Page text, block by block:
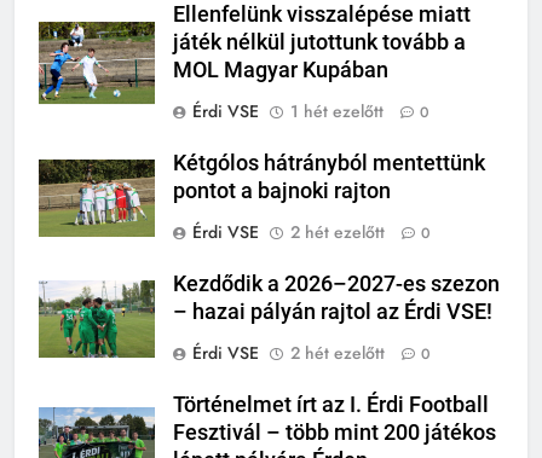
Ellenfelünk visszalépése miatt
játék nélkül jutottunk tovább a
MOL Magyar Kupában
Érdi VSE
1 hét ezelőtt 0
Kétgólos hátrányból mentettünk
pontot a bajnoki rajton
Érdi VSE
2 hét ezelőtt 0
Kezdődik a 2026–2027-es szezon
– hazai pályán rajtol az Érdi VSE!
Érdi VSE
2 hét ezelőtt 0
Történelmet írt az I. Érdi Football
Fesztivál – több mint 200 játékos